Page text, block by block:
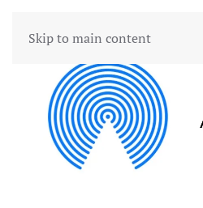
Skip to main content